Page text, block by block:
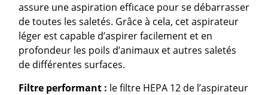
assure une aspiration efficace pour se débarrasser
de toutes les saletés. Grâce à cela, cet aspirateur
léger est capable d’aspirer facilement et en
profondeur les poils d’animaux et autres saletés
de différentes surfaces.
Filtre performant : le filtre HEPA 12 de l’aspirateur